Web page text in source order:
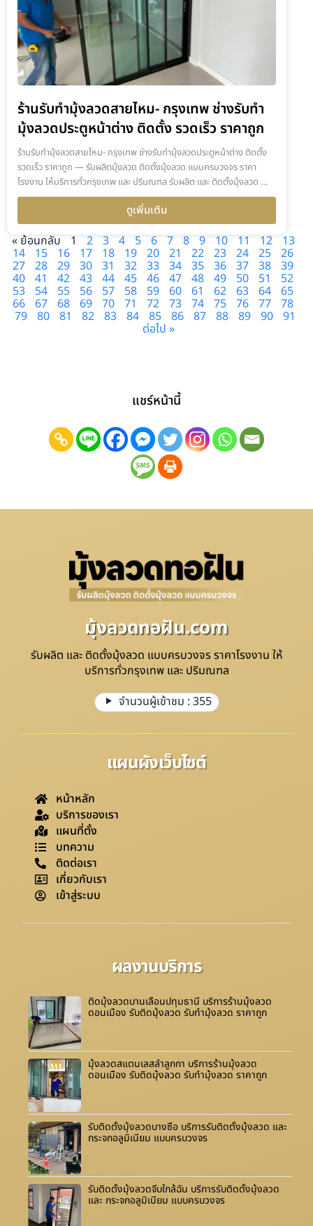
ร้านรับทำมุ้งลวดสายไหม- กรุงเทพ ช่างรับทำ
มุ้งลวดประตูหน้าต่าง ติดตั้ง รวดเร็ว ราคาถูก
ร้านรับทำมุ้งลวดสายไหม- กรุงเทพ ช่างรับทำมุ้งลวดประตูหน้าต่าง ติดตั้ง
รวดเร็ว ราคาถูก — รับผลิตมุ้งลวด ติดตั้งมุ้งลวด แบบครบวงจร ราคา
โรงงาน ให้บริการทั่วกรุงเทพ และ ปริมณฑล รับผลิต และ ติดตั้งมุ้งลวด …
ดูเพิ่มเติม
« ย้อนกลับ 1 2 3 4 5 6 7 8 9 10 11 12 13
14 15 16 17 18 19 20 21 22 23 24 25 26
27 28 29 30 31 32 33 34 35 36 37 38 39
40 41 42 43 44 45 46 47 48 49 50 51 52
53 54 55 56 57 58 59 60 61 62 63 64 65
66 67 68 69 70 71 72 73 74 75 76 77 78
79 80 81 82 83 84 85 86 87 88 89 90 91
ต่อไป »
แชร์หน้านี้
มุ้งลวดทอฝัน.com
รับผลิต และ ติดตั้งมุ้งลวด แบบครบวงจร ราคาโรงงาน ให้
บริการทั่วกรุงเทพ และ ปริมณฑล
จำนวนผู้เข้าชม : 355
แผนผังเว็บไซต์
หน้าหลัก
บริการของเรา
แผนที่ตั้ง
บทความ
ติดต่อเรา
เกี่ยวกับเรา
เข้าสู่ระบบ
ผลงานบริการ
ติดมุ้งลวดบานเลื่อนปทุมธานี บริการร้านมุ้งลวด
ดอนเมือง รับติดมุ้งลวด รับทำมุ้งลวด ราคาถูก
มุ้งลวดสแตนเลสลำลูกกา บริการร้านมุ้งลวด
ดอนเมือง รับติดมุ้งลวด รับทำมุ้งลวด ราคาถูก
รับติดตั้งมุ้งลวดบางซื่อ บริการรับติดตั้งมุ้งลวด และ
กระจกอลูมิเนียม แบบครบวงจร
รับติดตั้งมุ้งลวดจีบใกล้ฉัน บริการรับติดตั้งมุ้งลวด
และ กระจกอลูมิเนียม แบบครบวงจร